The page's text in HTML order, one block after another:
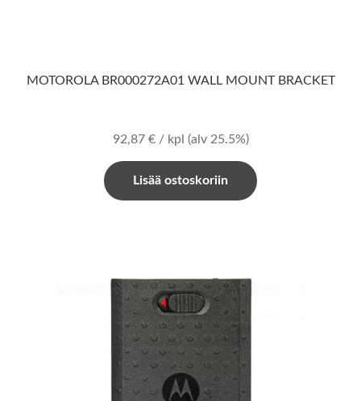
MOTOROLA BR000272A01 WALL MOUNT BRACKET
92,87 €/ kpl (alv 25.5%)
Lisää ostoskoriin